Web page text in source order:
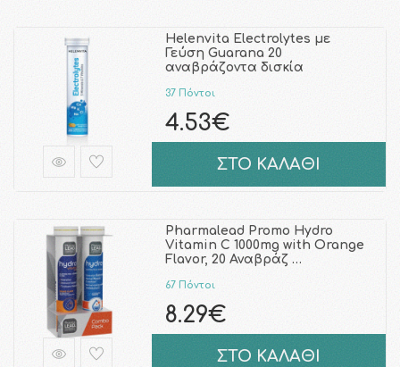
Helenvita Electrolytes με
Γεύση Guarana 20
αναβράζοντα δισκία
37 Πόντοι
4.53€
ΣΤΟ ΚΑΛΑΘΙ
Pharmalead Promo Hydro
Vitamin C 1000mg with Orange
Flavor, 20 Αναβράζ …
67 Πόντοι
8.29€
ΣΤΟ ΚΑΛΑΘΙ